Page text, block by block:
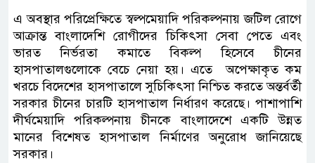
এ অবস্থার পরিপ্রেক্ষিতে স্বল্পমেয়াদি পরিকল্পনায় জটিল রোগে
আক্রান্ত বাংলাদেশি রোগীদের চিকিৎসা সেবা পেতে এবং
ভারত নির্ভরতা কমাতে বিকল্প হিসেবে চীনের
হাসপাতালগুলোকে বেচে নেয়া হয়। এতে অপেক্ষাকৃত কম
খরচে বিদেশের হাসপাতালে সুচিকিৎসা নিশ্চিত করতে অন্তর্বর্তী
সরকার চীনের চারটি হাসপাতাল নির্ধারণ করেছে। পাশাপাশি
দীর্ঘমেয়াদি পরিকল্পনায় চীনকে বাংলাদেশে একটি উন্নত
মানের বিশেষত হাসপাতাল নির্মাণের অনুরোধ জানিয়েছে
সরকার।